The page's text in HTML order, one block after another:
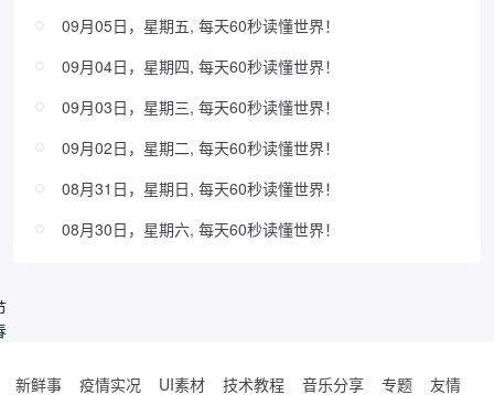
09月05日，星期五, 每天60秒读懂世界！
09月04日，星期四, 每天60秒读懂世界！
09月03日，星期三, 每天60秒读懂世界！
09月02日，星期二, 每天60秒读懂世界！
08月31日，星期日, 每天60秒读懂世界！
08月30日，星期六, 每天60秒读懂世界！
新鲜事 疫情实况 UI素材 技术教程 音乐分享 专题 友情